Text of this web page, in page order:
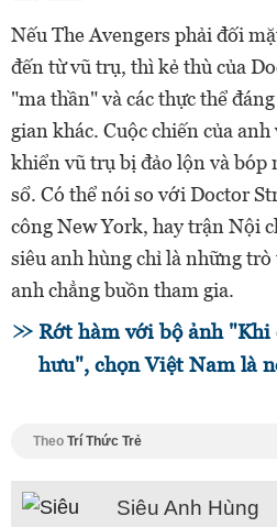
Nếu The Avengers phải đối
đến từ vũ trụ, thì kẻ thù của
"ma thần" và các thực thể
gian khác. Cuộc chiến của
khiển vũ trụ bị đảo lộn và bóp
sổ. Có thể nói so với Doctor
công New York, hay trận Nội
siêu anh hùng chỉ là những
anh chẳng buồn tham gia.
Rớt hàm với bộ ảnh "Khi
hưu", chọn Việt Nam là
Theo Trí Thức Trẻ
Siêu Anh Hùng